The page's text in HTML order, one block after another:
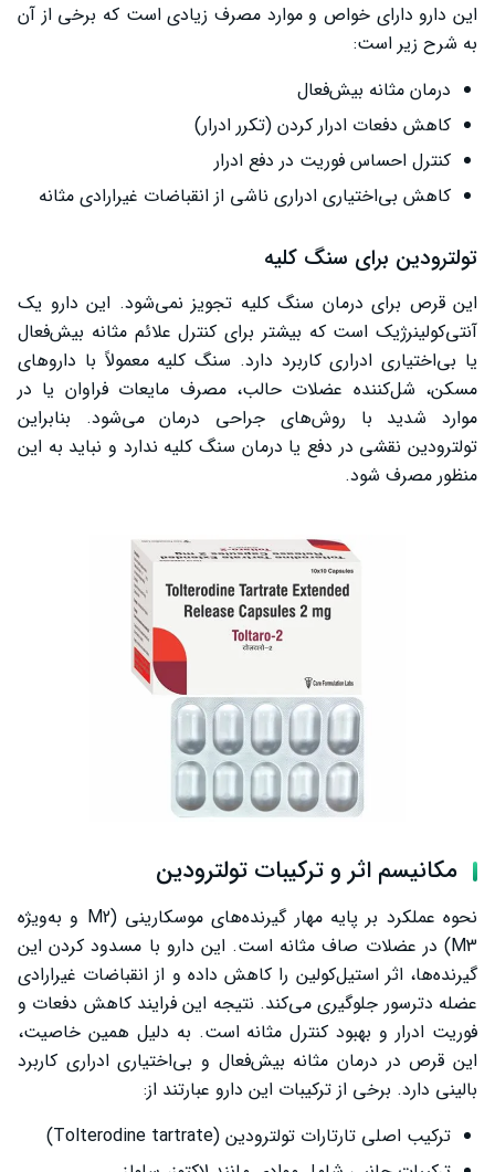
این دارو دارای خواص و موارد مصرف زیادی است که برخی از آن
به شرح زیر است:
درمان مثانه بیش‌فعال
کاهش دفعات ادرار کردن (تکرر ادرار)
کنترل احساس فوریت در دفع ادرار
کاهش بی‌اختیاری ادراری ناشی از انقباضات غیرارادی مثانه
تولترودین برای سنگ کلیه
این قرص برای درمان سنگ کلیه تجویز نمی‌شود. این دارو یک
آنتی‌کولینرژیک است که بیشتر برای کنترل علائم مثانه بیش‌فعال
یا بی‌اختیاری ادراری کاربرد دارد. سنگ کلیه معمولاً با داروهای
مسکن، شل‌کننده عضلات حالب، مصرف مایعات فراوان یا در
موارد شدید با روش‌های جراحی درمان می‌شود. بنابراین
تولترودین نقشی در دفع یا درمان سنگ کلیه ندارد و نباید به این
منظور مصرف شود.
مکانیسم اثر و ترکیبات تولترودین
نحوه عملکرد بر پایه مهار گیرنده‌های موسکارینی (M2 و به‌ویژه
M3) در عضلات صاف مثانه است. این دارو با مسدود کردن این
گیرنده‌ها، اثر استیل‌کولین را کاهش داده و از انقباضات غیرارادی
عضله دترسور جلوگیری می‌کند. نتیجه این فرایند کاهش دفعات و
فوریت ادرار و بهبود کنترل مثانه است. به دلیل همین خاصیت،
این قرص در درمان مثانه بیش‌فعال و بی‌اختیاری ادراری کاربرد
بالینی دارد. برخی از ترکیبات این دارو عبارتند از:
ترکیب اصلی تارتارات تولترودین (Tolterodine tartrate)